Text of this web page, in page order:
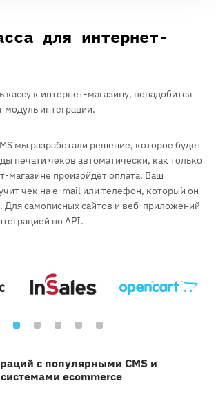
для интернет-
к интернет-магазину, понадобится
модуль интеграции.
мы разработали решение, которое будет
печати чеков автоматически, как только
магазине произойдет оплата. Ваш
чек на e-mail или телефон, который он
Для самописных сайтов и веб-приложений
по API.
с популярными CMS и
ecommerce